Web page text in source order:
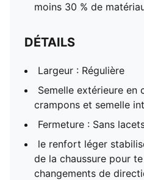
moins 30 % de
DÉTAILS
Largeur : Régulière
Semelle extérieure en
crampons et semelle
Fermeture : Sans
le renfort léger
de la chaussure pour
changements de